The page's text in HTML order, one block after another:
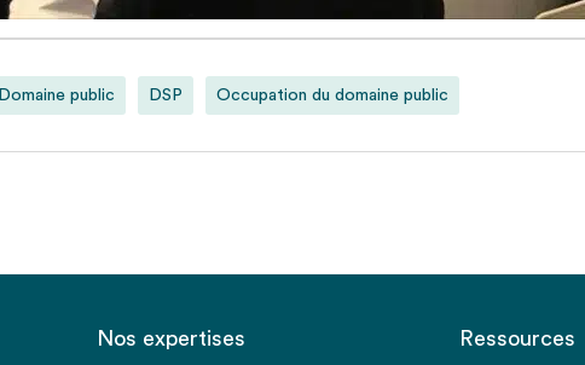
Domaine public DSP Occupation du domaine public
Nos expertises Ressources